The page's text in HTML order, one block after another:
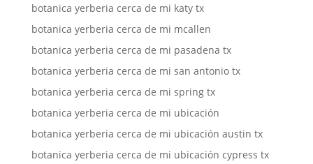
botanica yerberia cerca de mi katy tx
botanica yerberia cerca de mi mcallen
botanica yerberia cerca de mi pasadena tx
botanica yerberia cerca de mi san antonio tx
botanica yerberia cerca de mi spring tx
botanica yerberia cerca de mi ubicación
botanica yerberia cerca de mi ubicación austin tx
botanica yerberia cerca de mi ubicación cypress tx